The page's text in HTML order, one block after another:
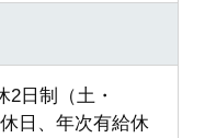
2日制（土・
日、年次有給休